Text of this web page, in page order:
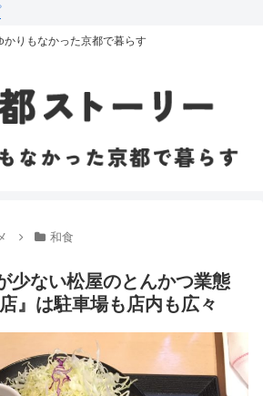
かりもなかった京都で暮らす
和食
少ない松屋のとんかつ業態
』は駐車場も店内も広々